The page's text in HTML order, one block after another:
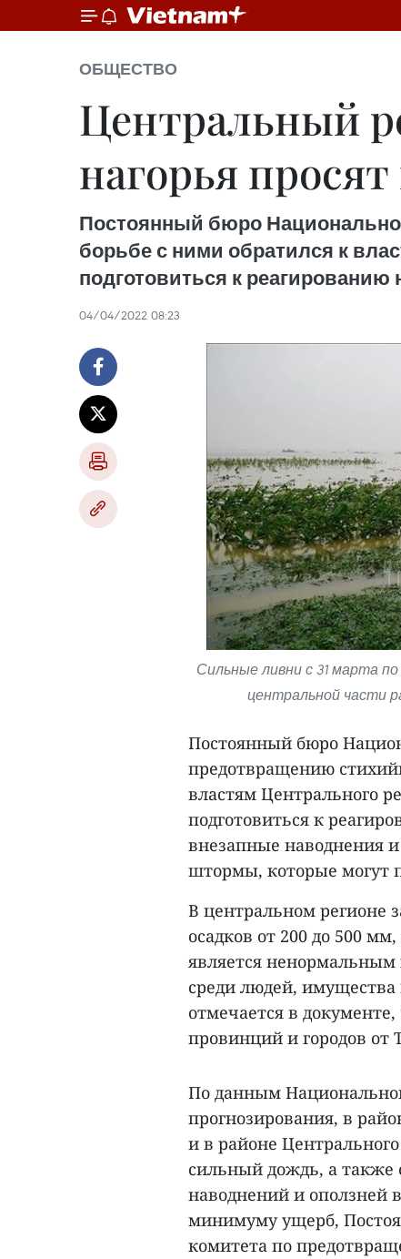
ОБЩЕСТВО
Центральный
нагорья
Постоянный бюро
борьбе с ними обратился к
подготовиться к
04/04/2022 08:23
Сильные ливни с 31 марта
центральной части
Постоянный бюро
предотвращению
властям Центрального
подготовиться к
внезапные наводнения
штормы, которые могут
В центральном регионе
осадков от 200 до 500
является
среди людей, имущества
отмечается в
провинций и городов от
По данным
прогнозирования, в
и в районе
сильный дождь, а также
наводнений и оползней
минимуму ущерб,
комитета по